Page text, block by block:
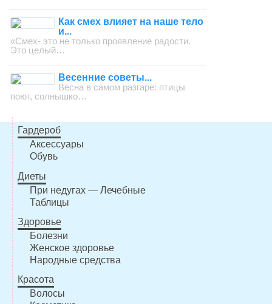
Как смех влияет на наше тело
и...
«Смех- это не только проявление радости.
Это целый…
Весенние советы...
Весна в самом разгаре: птицы
поют, солнышко…
Гардероб
Аксессуары
Обувь
Диеты
При недугах — Лечебные
Таблицы
Здоровье
Болезни
Женское здоровье
Народные средства
Красота
Волосы